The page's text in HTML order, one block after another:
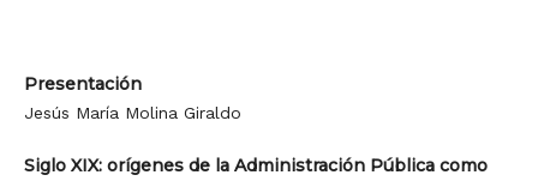
Presentación
Jesús María Molina Giraldo
Siglo XIX: orígenes de la Administración Pública como